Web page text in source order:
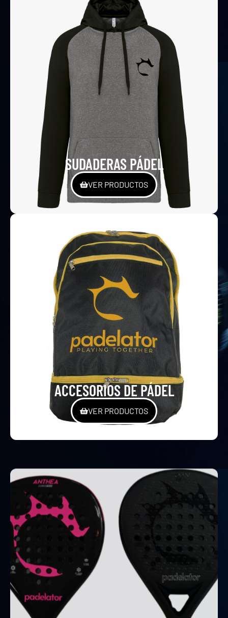
SUDADERAS PÁDEL
VER PRODUCTOS
ACCESORIOS DE PÁDEL
VER PRODUCTOS